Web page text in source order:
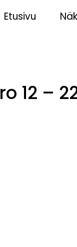
Etusivu
12 –